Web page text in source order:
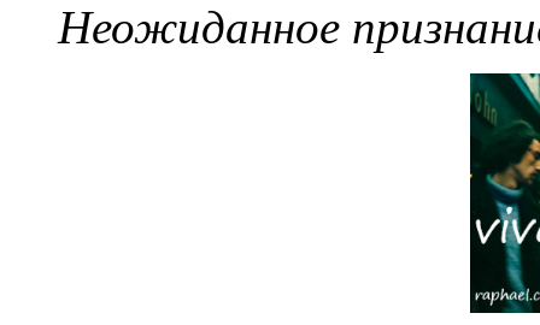
Неожиданное